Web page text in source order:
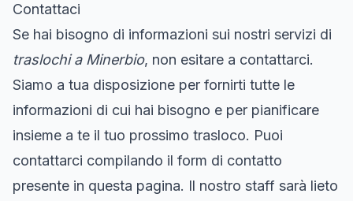
Contattaci
Se hai bisogno di informazioni sui nostri servizi di
traslochi a Minerbio, non esitare a contattarci.
Siamo a tua disposizione per fornirti tutte le
informazioni di cui hai bisogno e per pianificare
insieme a te il tuo prossimo trasloco. Puoi
contattarci compilando il form di contatto
presente in questa pagina. Il nostro staff sarà lieto